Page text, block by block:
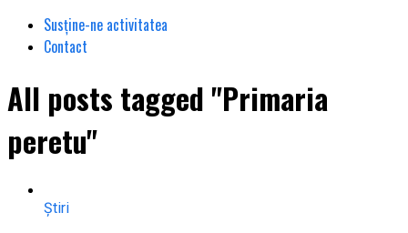
Susține-ne activitatea
Contact
All posts tagged "Primaria
peretu"
Știri